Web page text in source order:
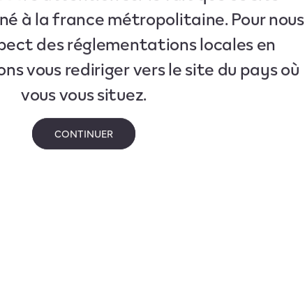
à la france métropolitaine. Pour nous
des réglementations locales en
vous rediriger vers le site du pays où
vous vous situez.
CONTINUER